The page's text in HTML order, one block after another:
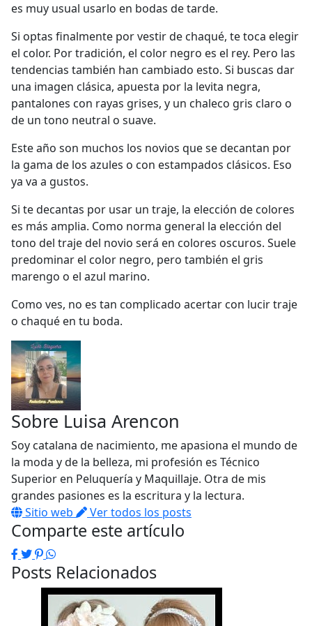
es muy usual usarlo en bodas de tarde.
Si optas finalmente por vestir de chaqué, te toca elegir
el color. Por tradición, el color negro es el rey. Pero las
tendencias también han cambiado esto. Si buscas dar
una imagen clásica, apuesta por la levita negra,
pantalones con rayas grises, y un chaleco gris claro o
de un tono neutral o suave.
Este año son muchos los novios que se decantan por
la gama de los azules o con estampados clásicos. Eso
ya va a gustos.
Si te decantas por usar un traje, la elección de colores
es más amplia. Como norma general la elección del
tono del traje del novio será en colores oscuros. Suele
predominar el color negro, pero también el gris
marengo o el azul marino.
Como ves, no es tan complicado acertar con lucir traje
o chaqué en tu boda.
Sobre Luisa Arencon
Soy catalana de nacimiento, me apasiona el mundo de
la moda y de la belleza, mi profesión es Técnico
Superior en Peluquería y Maquillaje. Otra de mis
grandes pasiones es la escritura y la lectura.
Sitio web
Ver todos los posts
Comparte este artículo
Facebook
Twitter
Pinterest
WhatsApp
Posts Relacionados